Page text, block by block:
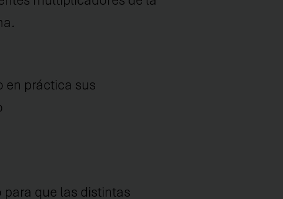
.
en práctica sus
que las distintas